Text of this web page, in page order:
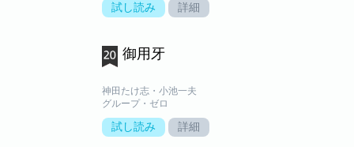
試し読み 詳細
御用牙
神田たけ志・小池一夫
グループ・ゼロ
試し読み 詳細